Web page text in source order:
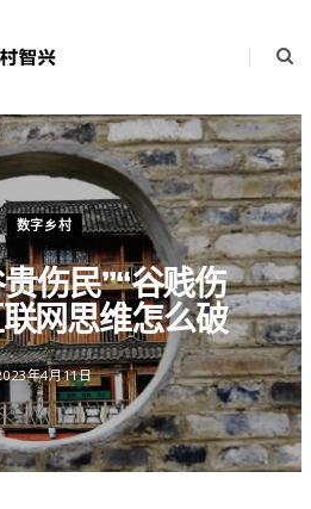
数字乡村
伤民”“谷贱伤
网思维怎么破
年4月11日